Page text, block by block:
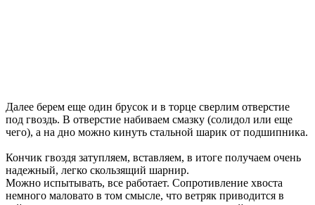
Далее берем еще один брусок и в торце сверлим отверстие
под гвоздь. В отверстие набиваем смазку (солидол или еще
чего), а на дно можно кинуть стальной шарик от подшипника.
Кончик гвоздя затупляем, вставляем, в итоге получаем очень
надежный, легко скользящий шарнир.
Можно испытывать, все работает. Сопротивление хвоста
немного маловато в том смысле, что ветряк приводится в